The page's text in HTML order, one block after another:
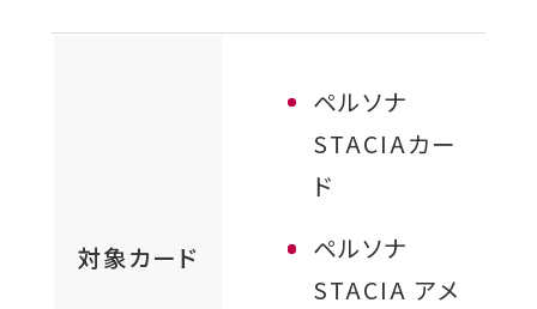
対象カード
ペルソナ
STACIAカー
ド
ペルソナ
STACIA アメ